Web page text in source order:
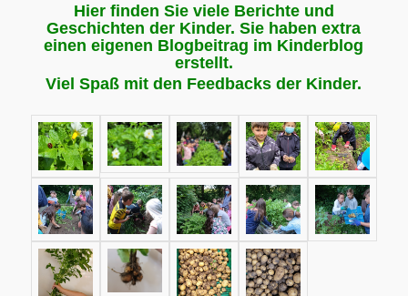
Hier finden Sie viele Berichte und
Geschichten der Kinder. Sie haben extra
einen eigenen Blogbeitrag im Kinderblog
erstellt.
Viel Spaß mit den Feedbacks der Kinder.